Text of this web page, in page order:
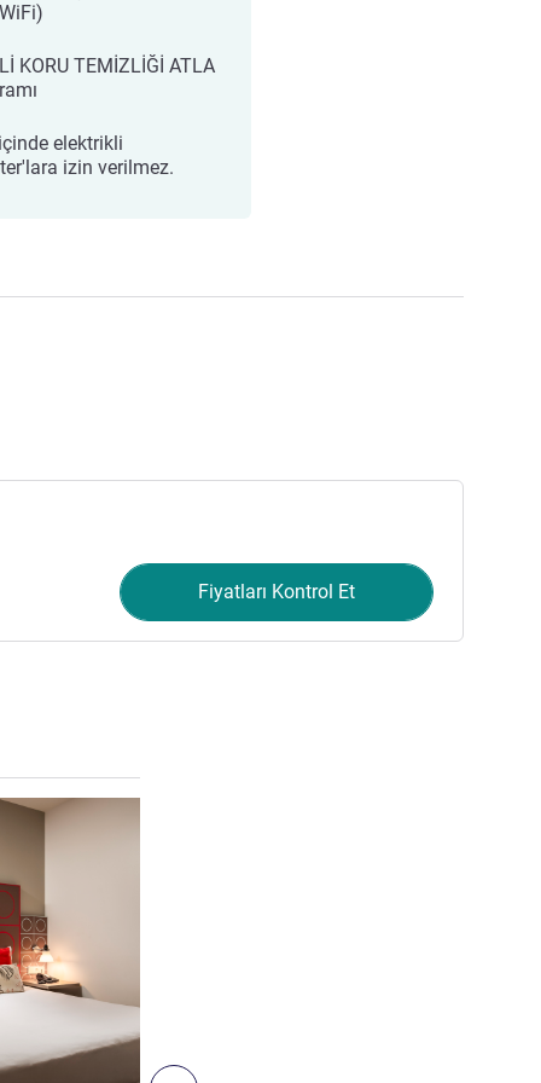
KORU TEMİZLİĞİ ATLA
elektrikli
izin verilmez.
Fiyatları Kontrol Et